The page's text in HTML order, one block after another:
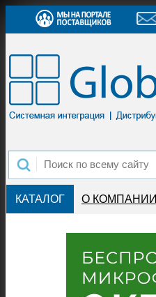
КАТАЛОГ О КОМПАНИИ